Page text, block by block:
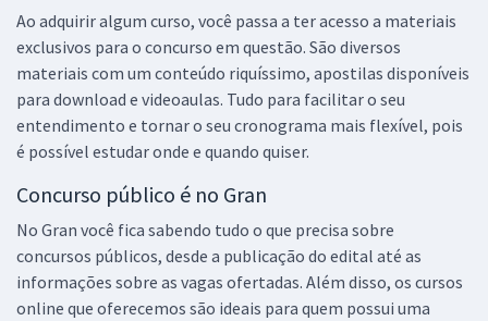
Ao adquirir algum curso, você passa a ter acesso a materiais
exclusivos para o concurso em questão. São diversos
materiais com um conteúdo riquíssimo, apostilas disponíveis
para download e videoaulas. Tudo para facilitar o seu
entendimento e tornar o seu cronograma mais flexível, pois
é possível estudar onde e quando quiser.
Concurso público é no Gran
No Gran você fica sabendo tudo o que precisa sobre
concursos públicos, desde a publicação do edital até as
informações sobre as vagas ofertadas. Além disso, os cursos
online que oferecemos são ideais para quem possui uma